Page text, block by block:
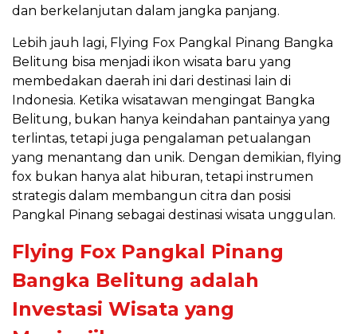
dan berkelanjutan dalam jangka panjang.
Lebih jauh lagi, Flying Fox Pangkal Pinang Bangka
Belitung bisa menjadi ikon wisata baru yang
membedakan daerah ini dari destinasi lain di
Indonesia. Ketika wisatawan mengingat Bangka
Belitung, bukan hanya keindahan pantainya yang
terlintas, tetapi juga pengalaman petualangan
yang menantang dan unik. Dengan demikian, flying
fox bukan hanya alat hiburan, tetapi instrumen
strategis dalam membangun citra dan posisi
Pangkal Pinang sebagai destinasi wisata unggulan.
Flying Fox Pangkal Pinang
Bangka Belitung adalah
Investasi Wisata yang